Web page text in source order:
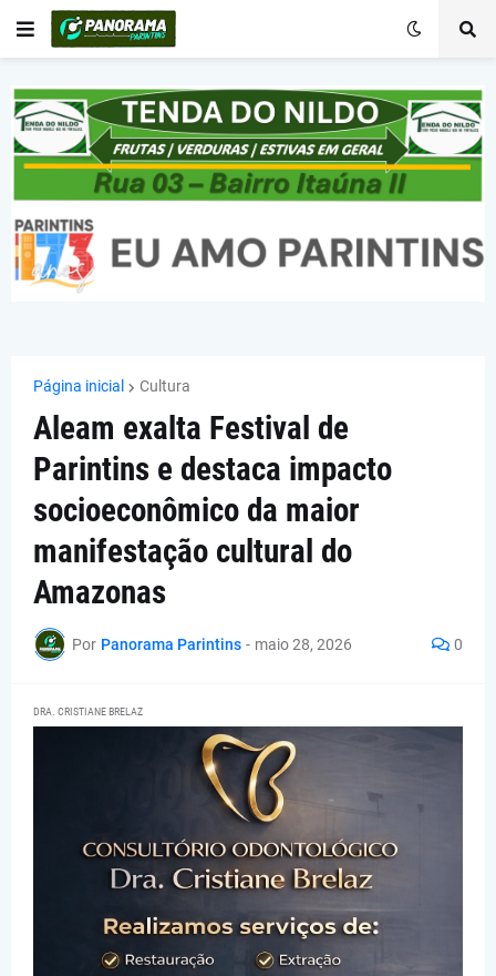
Página inicial Cultura
Aleam exalta Festival de
Parintins e destaca impacto
socioeconômico da maior
manifestação cultural do
Amazonas
Por Panorama Parintins - maio 28, 2026 0
DRA. CRISTIANE BRELAZ